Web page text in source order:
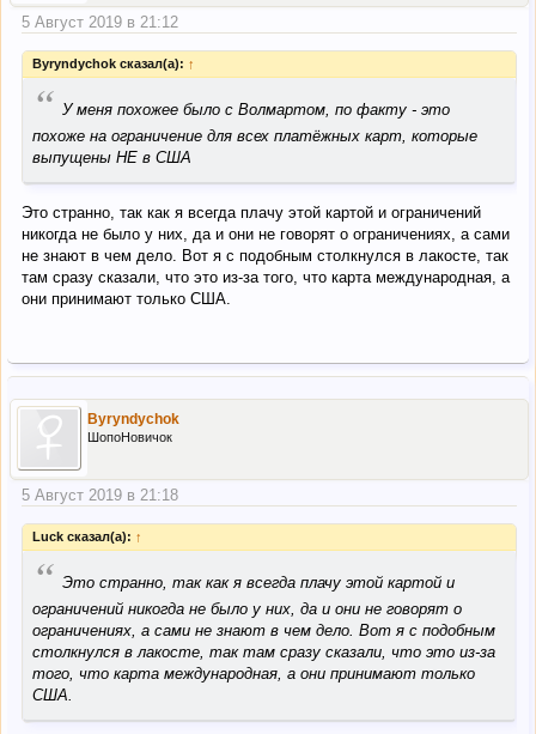
5 Август 2019 в 21:12
Byryndychok сказал(а): ↑
“ У меня похожее было с Волмартом, по факту - это
похоже на ограничение для всех платёжных карт, которые
выпущены НЕ в США
Это странно, так как я всегда плачу этой картой и ограничений
никогда не было у них, да и они не говорят о ограничениях, а сами
не знают в чем дело. Вот я с подобным столкнулся в лакосте, так
там сразу сказали, что это из-за того, что карта международная, а
они принимают только США.
Byryndychok
ШопоНовичок
5 Август 2019 в 21:18
Luck сказал(а): ↑
“ Это странно, так как я всегда плачу этой картой и
ограничений никогда не было у них, да и они не говорят о
ограничениях, а сами не знают в чем дело. Вот я с подобным
столкнулся в лакосте, так там сразу сказали, что это из-за
того, что карта международная, а они принимают только
США.